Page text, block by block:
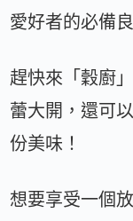
愛好者的必備
趕快來「穀廚
蕾大開，還可
份美味！
想要享受一個